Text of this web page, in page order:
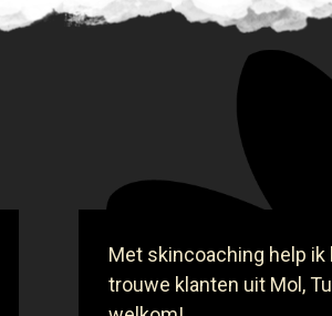
Met skincoaching help ik
trouwe klanten uit Mol,